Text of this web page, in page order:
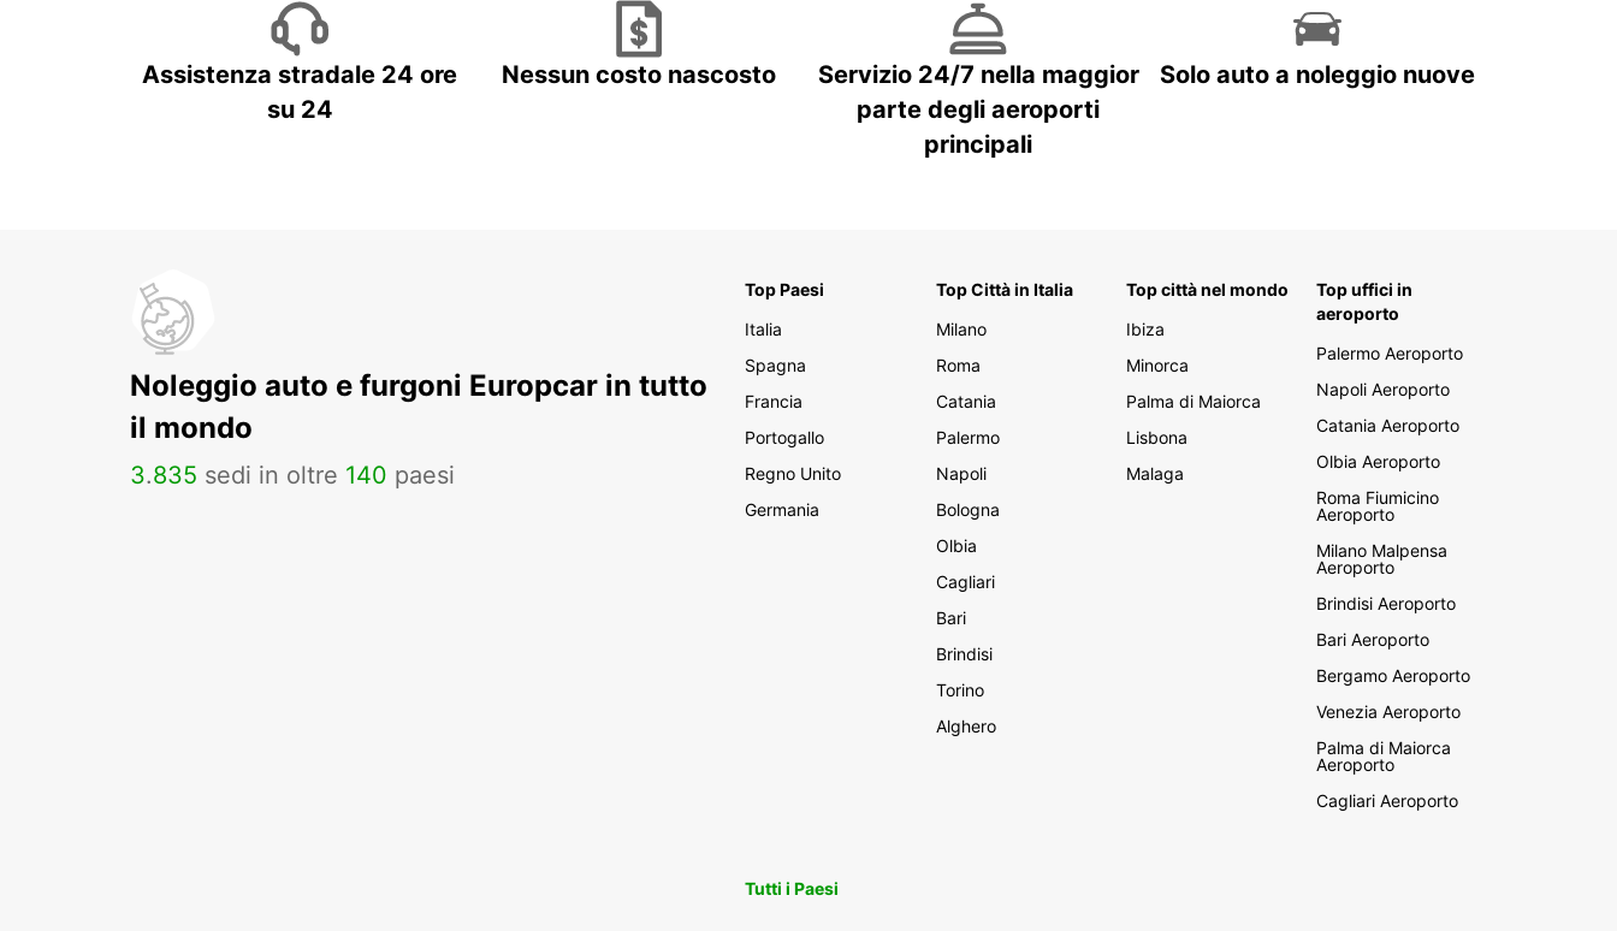
Assistenza stradale 24 ore
su 24
Nessun costo nascosto
Servizio 24/7 nella maggior
parte degli aeroporti
principali
Solo auto a noleggio nuove
Noleggio auto e furgoni Europcar in tutto
il mondo
3.835 sedi in oltre 140 paesi
Top Paesi
Italia
Spagna
Francia
Portogallo
Regno Unito
Germania
Top Città in Italia
Milano
Roma
Catania
Palermo
Napoli
Bologna
Olbia
Cagliari
Bari
Brindisi
Torino
Alghero
Top città nel mondo
Ibiza
Minorca
Palma di Maiorca
Lisbona
Malaga
Top uffici in
aeroporto
Palermo Aeroporto
Napoli Aeroporto
Catania Aeroporto
Olbia Aeroporto
Roma Fiumicino
Aeroporto
Milano Malpensa
Aeroporto
Brindisi Aeroporto
Bari Aeroporto
Bergamo Aeroporto
Venezia Aeroporto
Palma di Maiorca
Aeroporto
Cagliari Aeroporto
Tutti i Paesi